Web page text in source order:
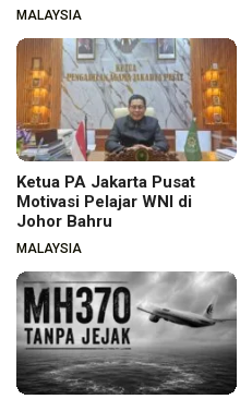
MALAYSIA
Ketua PA Jakarta Pusat
Motivasi Pelajar WNI di
Johor Bahru
MALAYSIA